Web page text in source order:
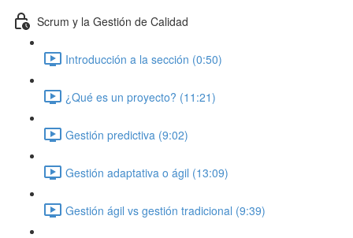
Scrum y la Gestión de Calidad
Introducción a la sección (0:50)
¿Qué es un proyecto? (11:21)
Gestión predictiva (9:02)
Gestión adaptativa o ágil (13:09)
Gestión ágil vs gestión tradicional (9:39)